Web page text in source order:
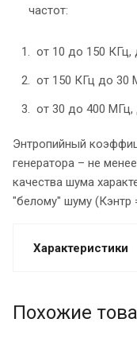
частот:
от 10 до 150 КГц,
от 150 КГц до 30
от 30 до 400 МГц,
Энтропийный
генератора – не
качества шума
"белому" шуму (Кэнтр
Характеристики
Похожие